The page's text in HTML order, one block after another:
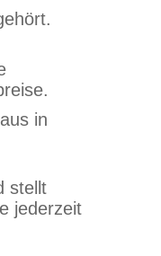
in
stellt
jederzeit